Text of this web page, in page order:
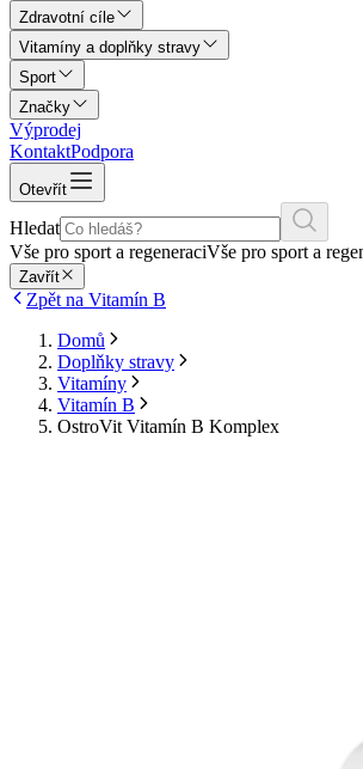
Zdravotní cíle
Vitamíny a doplňky stravy
Sport
Značky
Výprodej
KontaktPodpora
Otevřít
Hledat
Vše pro sport a regeneraciVše pro sport a
Zavřít
Zpět na Vitamín B
Domů
Doplňky stravy
Vitamíny
Vitamín B
OstroVit Vitamín B Komplex